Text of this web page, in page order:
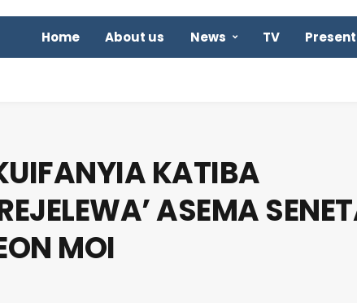
Home About us News TV
KATIBA
ASEMA
MOI